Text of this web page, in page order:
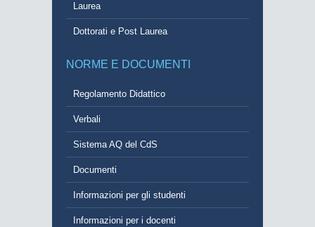
Laurea
Dottorati e Post Laurea
NORME E DOCUMENTI
Regolamento Didattico
Verbali
Sistema AQ del CdS
Documenti
Informazioni per gli studenti
Informazioni per i docenti